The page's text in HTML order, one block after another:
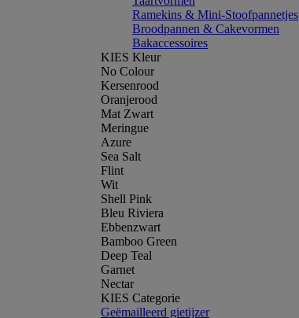
Ramekins & Mini-Stoofpannetjes
Broodpannen & Cakevormen
Bakaccessoires
KIES Kleur
No Colour
Kersenrood
Oranjerood
Mat Zwart
Meringue
Azure
Sea Salt
Flint
Wit
Shell Pink
Bleu Riviera
Ebbenzwart
Bamboo Green
Deep Teal
Garnet
Nectar
KIES Categorie
Geëmailleerd gietijzer